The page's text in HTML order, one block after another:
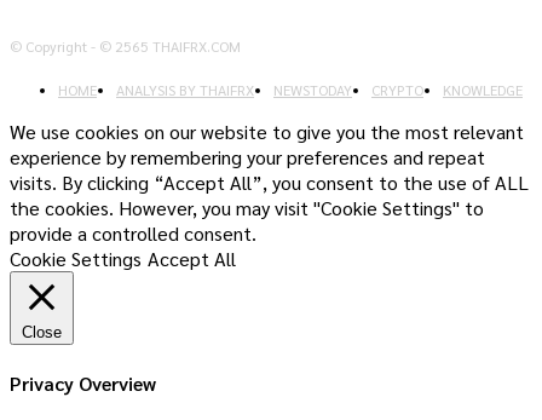
© Copyright - © 2565 THAIFRX.COM
HOME ANALYSIS BY THAIFRX NEWSTODAY CRYPTO KNOWLEDGE
We use cookies on our website to give you the most relevant
experience by remembering your preferences and repeat
visits. By clicking “Accept All”, you consent to the use of ALL
the cookies. However, you may visit "Cookie Settings" to
provide a controlled consent.
Cookie Settings Accept All
Close
Privacy Overview